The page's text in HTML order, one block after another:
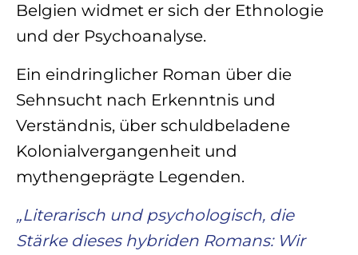
Belgien widmet er sich der Ethnologie
und der Psychoanalyse.
Ein eindringlicher Roman über die
Sehnsucht nach Erkenntnis und
Verständnis, über schuldbeladene
Kolonialvergangenheit und
mythengeprägte Legenden.
„Literarisch und psychologisch, die
Stärke dieses hybriden Romans: Wir